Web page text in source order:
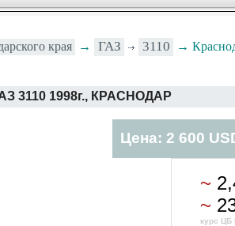
края → ГАЗ 3110
→
3110 1998г., КРАСНОДАР
Цена: 2 600
~
~
курс ЦБ